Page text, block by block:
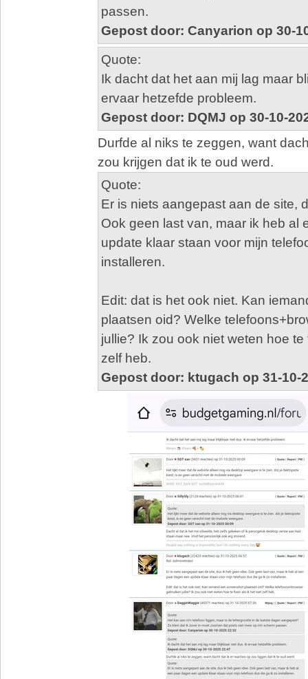
passen.
Gepost door: Canyarion op 30-
Quote:
Ik dacht dat het aan mij lag maar
ervaar hetzefde probleem.
Gepost door: DQMJ op 30-10-
Durfde al niks te zeggen, want
zou krijgen dat ik te oud werd.
Quote:
Er is niets aangepast aan de site,
Ook geen last van, maar ik heb al
update klaar staan voor mijn
installeren.
Edit: dat is het ook niet. Kan
plaatsen oid? Welke
jullie? Ik zou ook niet weten hoe
zelf heb.
Gepost door: ktugach op 31-10-